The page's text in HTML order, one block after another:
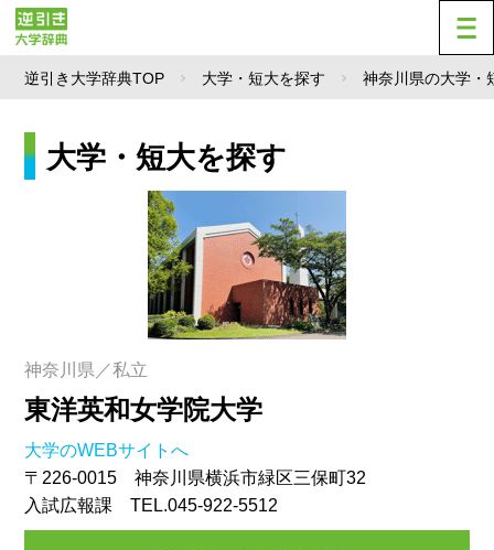
逆引き大学辞典TOP 大学・短大を探す 神奈川県の大学・
大学・短大を探す
神奈川県／私立
東洋英和女学院大学
大学のWEBサイトへ
〒226-0015 神奈川県横浜市緑区三保町32
入試広報課 TEL.045-922-5512